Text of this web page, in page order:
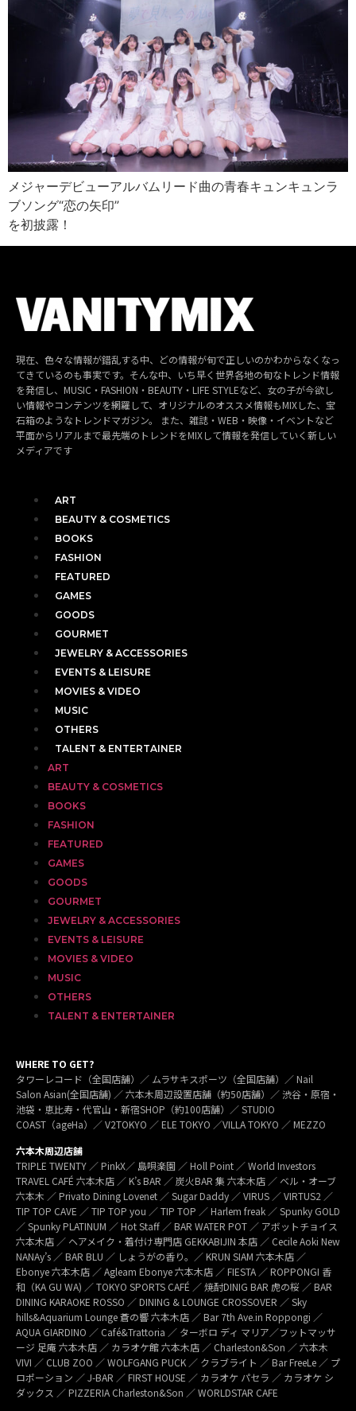
メジャーデビューアルバムリード曲の青春キュンキュンラ
ブソング“恋の矢印”
を初披露！
現在、色々な情報が錯乱する中、どの情報が旬で正しいのかわからなくなっ
てきているのも事実です。そんな中、いち早く世界各地の旬なトレンド情報
を発信し、MUSIC・FASHION・BEAUTY・LIFE STYLEなど、女の子が今欲し
い情報やコンテンツを網羅して、オリジナルのオススメ情報もMIXした、宝
石箱のようなトレンドマガジン。 また、雑誌・WEB・映像・イベントなど
平面からリアルまで最先端のトレンドをMIXして情報を発信していく新しい
メディアです
ART
BEAUTY & COSMETICS
BOOKS
FASHION
FEATURED
GAMES
GOODS
GOURMET
JEWELRY & ACCESSORIES
EVENTS & LEISURE
MOVIES & VIDEO
MUSIC
OTHERS
TALENT & ENTERTAINER
ART
BEAUTY & COSMETICS
BOOKS
FASHION
FEATURED
GAMES
GOODS
GOURMET
JEWELRY & ACCESSORIES
EVENTS & LEISURE
MOVIES & VIDEO
MUSIC
OTHERS
TALENT & ENTERTAINER
WHERE TO GET?
タワーレコード（全国店舗）／ ムラサキスポーツ（全国店舗）／ Nail
Salon Asian(全国店舗) ／ 六本木周辺設置店舗（約50店舗）／ 渋谷・原宿・
池袋・恵比寿・代官山・新宿SHOP（約100店舗）／ STUDIO
COAST（ageHa）／ V2TOKYO ／ ELE TOKYO ／VILLA TOKYO ／ MEZZO
六本木周辺店舗
TRIPLE TWENTY ／ PinkX／ 島唄楽園 ／ Holl Point ／ World Investors
TRAVEL CAFÉ 六本木店 ／ K’s BAR ／ 炭火BAR 集 六本木店 ／ ベル・オーブ
六本木 ／ Privato Dining Lovenet ／ Sugar Daddy ／ VIRUS ／ VIRTUS2 ／
TIP TOP CAVE ／ TIP TOP you ／ TIP TOP ／ Harlem freak ／ Spunky GOLD
／ Spunky PLATINUM ／ Hot Staff ／ BAR WATER POT ／ アボットチョイス
六本木店 ／ ヘアメイク・着付け専門店 GEKKABIJIN 本店 ／ Cecile Aoki New
NANAy’s ／ BAR BLU ／ しょうがの香り。／ KRUN SIAM 六本木店 ／
Ebonye 六本木店 ／ Agleam Ebonye 六本木店 ／ FIESTA ／ ROPPONGI 香
和（KA GU WA) ／ TOKYO SPORTS CAFÉ ／ 焼酎DINIG BAR 虎の桜 ／ BAR
DINING KARAOKE ROSSO ／ DINING & LOUNGE CROSSOVER ／ Sky
hills&Aquarium Lounge 蒼の響 六本木店 ／ Bar 7th Ave.in Roppongi ／
AQUA GIARDINO ／ Café&Trattoria ／ ターボロ ディ マリア／フットマッサ
ージ 足庵 六本木店 ／ カラオケ館 六本木店 ／ Charleston&Son ／ 六本木
VIVI ／ CLUB ZOO ／ WOLFGANG PUCK ／ クラブライト ／ Bar FreeLe ／ プ
ロポーション ／ J-BAR ／ FIRST HOUSE ／ カラオケ パセラ ／ カラオケ シ
ダックス ／ PIZZERIA Charleston&Son ／ WORLDSTAR CAFE